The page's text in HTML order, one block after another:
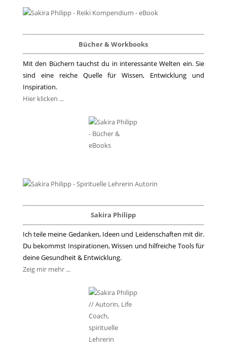
Bücher & Workbooks
Mit den Büchern tauchst du in interessante Welten ein. Sie
sind eine reiche Quelle für Wissen, Entwicklung und
Inspiration.
Hier klicken ...
Sakira Philipp
Ich teile meine Gedanken, Ideen und Leidenschaften mit dir.
Du bekommst Inspirationen, Wissen und hilfreiche Tools für
deine Gesundheit & Entwicklung.
Zeig mir mehr ...